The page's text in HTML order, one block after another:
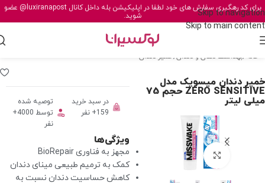
Skip to navigation
Skip to main content
برای کد رهگیری سفارش های خود لطفا در اپلیکیشن بله داخل کانال@luxiranapost عضو
شوید.
خانه /بهداشت دهان و دندان / خمیر دندان
خمیر دندان میسویک مدل
ZERO SENSITIVE حجم 75
میلی لیتر
برای بزرگنمایی کلیک کنید
در سبد خرید
159+ نفر
توصیه شده
توسط 4000+
نفر
ویژگی‌ها
مجهز به فناوری BioRepair
کمک به ترمیم طبیعی مینای دندان
کاهش حساسیت دندان نسبت به